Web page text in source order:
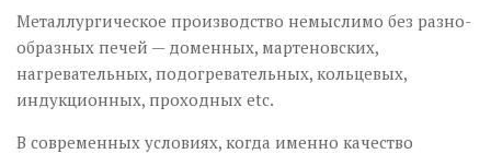
Металлургическое производство немыслимо без разно­
образных печей — доменных, мартеновских,
нагревательных, подогревательных, кольцевых,
индукционных, проходных etc.
В современных условиях, когда именно качество